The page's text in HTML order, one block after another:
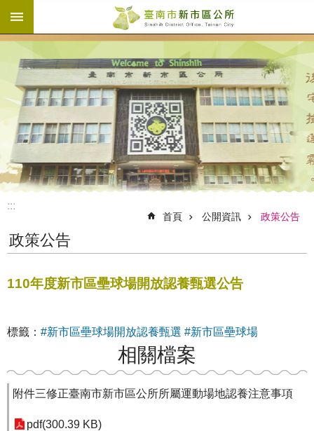
跳到主要內容區塊
:::
首頁 公開資訊 政策公告
政策公告
110年度新市區壘球場開放認養甄選公告
標籤： #新市區壘球場開放認養甄選 #新市區壘球場
相關檔案
附件三修正臺南市新市區公所所屬運動場地認養注意事項
pdf(300.39 KB)